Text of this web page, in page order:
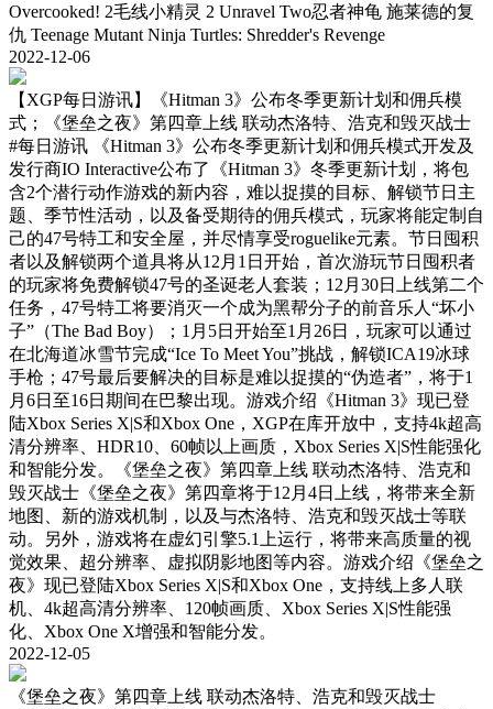
Overcooked! 2毛线小精灵 2 Unravel Two忍者神龟 施莱德的复
仇 Teenage Mutant Ninja Turtles: Shredder's Revenge
2022-12-06
【XGP每日游讯】《Hitman 3》公布冬季更新计划和佣兵模
式；《堡垒之夜》第四章上线 联动杰洛特、浩克和毁灭战士
#每日游讯
《Hitman 3》公布冬季更新计划和佣兵模式开发及
发行商IO Interactive公布了《Hitman 3》冬季更新计划，将包
含2个潜行动作游戏的新内容，难以捉摸的目标、解锁节日主
题、季节性活动，以及备受期待的佣兵模式，玩家将能定制自
己的47号特工和安全屋，并尽情享受roguelike元素。节日囤积
者以及解锁两个道具将从12月1日开始，首次游玩节日囤积者
的玩家将免费解锁47号的圣诞老人套装；12月30日上线第二个
任务，47号特工将要消灭一个成为黑帮分子的前音乐人“坏小
子”（The Bad Boy）；1月5日开始至1月26日，玩家可以通过
在北海道冰雪节完成“Ice To Meet You”挑战，解锁ICA19冰球
手枪；47号最后要解决的目标是难以捉摸的“伪造者”，将于1
月6日至16日期间在巴黎出现。游戏介绍《Hitman 3》现已登
陆Xbox Series X|S和Xbox One，XGP在库开放中，支持4k超高
清分辨率、HDR10、60帧以上画质，Xbox Series X|S性能强化
和智能分发。《堡垒之夜》第四章上线 联动杰洛特、浩克和
毁灭战士《堡垒之夜》第四章将于12月4日上线，将带来全新
地图、新的游戏机制，以及与杰洛特、浩克和毁灭战士等联
动。另外，游戏将在虚幻引擎5.1上运行，将带来高质量的视
觉效果、超分辨率、虚拟阴影地图等内容。游戏介绍《堡垒之
夜》现已登陆Xbox Series X|S和Xbox One，支持线上多人联
机、4k超高清分辨率、120帧画质、Xbox Series X|S性能强
化、Xbox One X增强和智能分发。
2022-12-05
《堡垒之夜》第四章上线 联动杰洛特、浩克和毁灭战士